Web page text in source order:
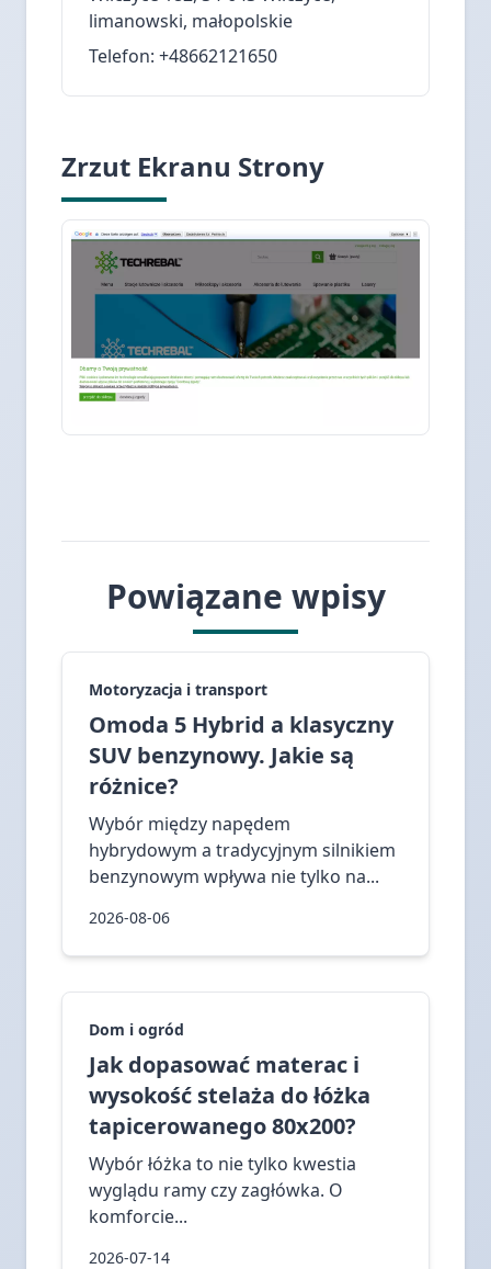
limanowski, małopolskie
Telefon: +48662121650
Zrzut Ekranu Strony
Powiązane wpisy
Motoryzacja i transport
Omoda 5 Hybrid a klasyczny
SUV benzynowy. Jakie są
różnice?
Wybór między napędem
hybrydowym a tradycyjnym silnikiem
benzynowym wpływa nie tylko na...
2026-08-06
Dom i ogród
Jak dopasować materac i
wysokość stelaża do łóżka
tapicerowanego 80x200?
Wybór łóżka to nie tylko kwestia
wyglądu ramy czy zagłówka. O
komforcie...
2026-07-14